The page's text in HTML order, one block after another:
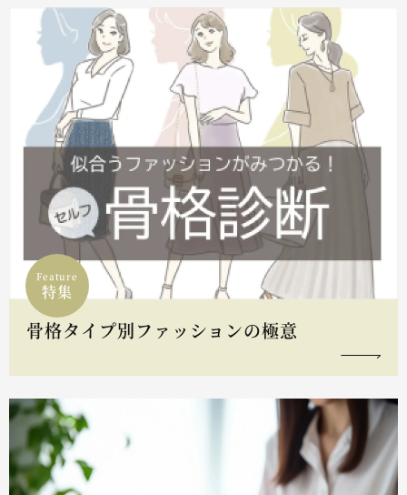
Feature
特集
骨格タイプ別ファッションの極意